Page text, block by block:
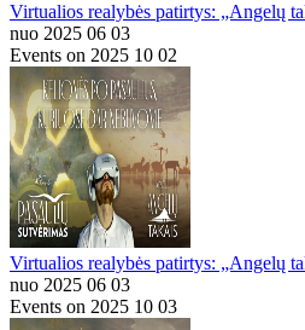
Virtualios realybės patirtys: „Angelų
nuo 2025 06 03
Events on 2025 10 02
Virtualios realybės patirtys: „Angelų
nuo 2025 06 03
Events on 2025 10 03